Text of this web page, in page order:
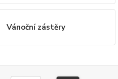
Vánoční zástěry